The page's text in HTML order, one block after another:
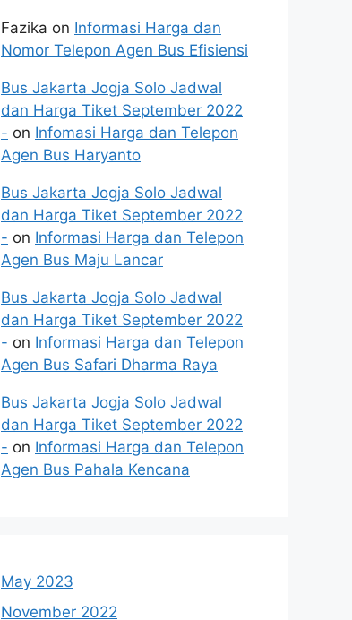
Fazika on Informasi Harga dan
Nomor Telepon Agen Bus Efisiensi
Bus Jakarta Jogja Solo Jadwal
dan Harga Tiket September 2022
- on Infomasi Harga dan Telepon
Agen Bus Haryanto
Bus Jakarta Jogja Solo Jadwal
dan Harga Tiket September 2022
- on Informasi Harga dan Telepon
Agen Bus Maju Lancar
Bus Jakarta Jogja Solo Jadwal
dan Harga Tiket September 2022
- on Informasi Harga dan Telepon
Agen Bus Safari Dharma Raya
Bus Jakarta Jogja Solo Jadwal
dan Harga Tiket September 2022
- on Informasi Harga dan Telepon
Agen Bus Pahala Kencana
May 2023
November 2022